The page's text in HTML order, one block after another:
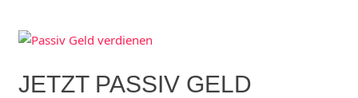
erstellen
Top
JETZT PASSIV GELD